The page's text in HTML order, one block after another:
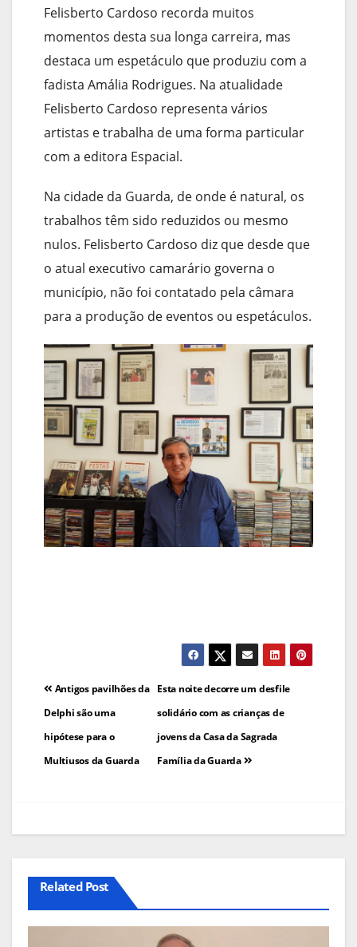
Felisberto Cardoso recorda muitos
momentos desta sua longa carreira, mas
destaca um espetáculo que produziu com a
fadista Amália Rodrigues. Na atualidade
Felisberto Cardoso representa vários
artistas e trabalha de uma forma particular
com a editora Espacial.
Na cidade da Guarda, de onde é natural, os
trabalhos têm sido reduzidos ou mesmo
nulos. Felisberto Cardoso diz que desde que
o atual executivo camarário governa o
município, não foi contatado pela câmara
para a produção de eventos ou espetáculos.
Navegação
de
artigos
Esta noite decorre um desfile
solidário com as crianças de
jovens da Casa da Sagrada
Família da Guarda
Antigos pavilhões da
Delphi são uma
hipótese para o
Multiusos da Guarda
Related Post